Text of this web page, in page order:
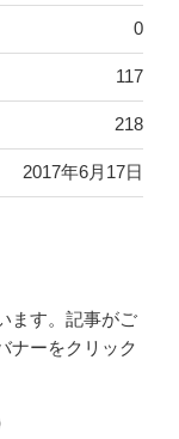
0
117
218
2017年6月17日
ます。記事がご
ナーをクリック